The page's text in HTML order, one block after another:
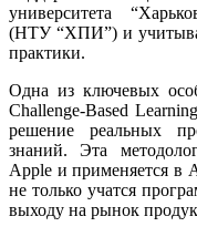
университета
(НТУ “ХПИ”) и
практики.
Одна из ключевых
Challenge-Based
решение реальных
знаний. Эта
Apple и применяется в
не только учатся
выходу на рынок